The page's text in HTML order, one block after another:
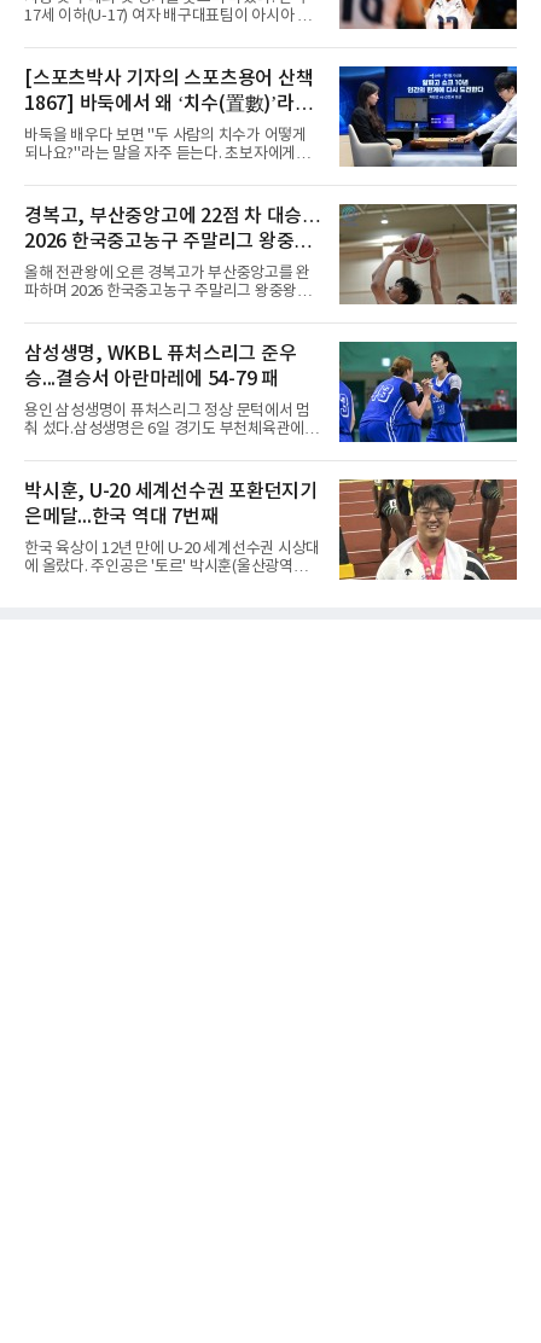
다. 2023년 사우디아라비아 알아흘리로 옮겨
2024-2025시즌과 2025-2026시즌
17세 이하(U-17) 여자 배구대표팀이 아시아 챔
전을 승리로 장식했다.이승여 감독이 이끄는 한
국은 7일(한국시간) 칠레 로스 안데스의 리세오
믹스토 체육관에서 열린 2026 국제배구연맹
(FIVB) U-17 여자 세계선수권대회 조별리그 D조
1차전에서 푸에르토리코를 3-1(25-10 25-23
19-25 26-24)로 이겼다.승리의 중심에는 '리틀
김연경'으로 불리는 아웃사이드 히터 손서연(선
다. 장수인이 11점, 최민주가 8점, 어민서가 7점
으로 힘을 보탰다.승점 3을 챙긴 한
[스포츠박사 기자의 스포츠용어 산책
1867] 바둑에서 왜 ‘치수(置數)’라고
말할까
바둑을 배우다 보면 "두 사람의 치수가 어떻게
되나요?"라는 말을 자주 듣는다. 초보자에게는
'둘 치(置)'와 '셀 수(數)'를 쓴다. '돌을 놓는 수'라
는 의미이다. 두 사람이 대등하게 승부할 수 있도
록 약한 쪽에게 미리 흑돌을 놓아주는 개수를 가
리킨다. 오늘날의 접바둑에서 말하는 '두 점', '세
점'이 바로 치수다. (본 코너 1844회 ‘왜 '접바
둑'이라 말할까’ 참조)일본어에서도 같은 한자를
사용한다. 일본에서는 ‘置き石(오키이시, 놓는
우)’라는 용례도 문헌에서 확인된다. 다만 현대
일본
경복고, 부산중앙고에 22점 차 대승…
2026 한국중고농구 주말리그 왕중왕
전 첫 승 신고
올해 전관왕에 오른 경복고가 부산중앙고를 완
파하며 2026 한국중고농구 주말리그 왕중왕전
해남 우슬체육관에서 열린 대회 남고부 예선리
그 H조 1차전에서 부산중앙고를 98-76으로 제
압했다. 박지오가 26점, 김호원이 22점, 정우진
이 19점을 올리는 등 삼각편대의 고른 활약이 승
리를 이끌었다.경복고는 경기 초반부터 박지오
와 김호원의 내·외곽포가 고르게 터지며 주도권
을 잡았다. 전반을 40-34로 앞선 경복고는 후반
다.B조에서는 용산고가 안양고를 98-71로 꺾고
대회 2연승을 달렸다.한편 남중
삼성생명, WKBL 퓨처스리그 준우
승...결승서 아란마레에 54-79 패
용인 삼성생명이 퓨처스리그 정상 문턱에서 멈
춰 섰다.삼성생명은 6일 경기도 부천체육관에서
서 일본여자프로농구 2부 리그 아란마레에 54-
79로 졌다. 이다연이 14점을 넣었으나 20점 9리
바운드를 기록한 바이 쿰바 디야산을 앞세운 상
대를 넘지 못했다.이번 대회에 처음 출전한 아란
마레는 조별리그부터 결승까지 6전 전승을 거뒀
고, 디야산이 최우수선수(MVP)로 뽑혔다.
박시훈, U-20 세계선수권 포환던지기
은메달...한국 역대 7번째
한국 육상이 12년 만에 U-20 세계선수권 시상대
에 올랐다. 주인공은 '토르' 박시훈(울산광역시)